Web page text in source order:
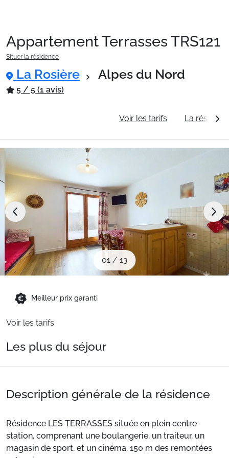
Packages
🚆Train de nuit
Hébergements
Bons plans
Sites CSE & Groupes
Montagne été
Appartement Terrasses TRS121
Situer la résidence
La Rosière Alpes du Nord
5 / 5 (1 avis)
Voir les tarifs La
01 / 13
Meilleur prix garanti
Voir les tarifs
Les plus du séjour
Description générale de la résidence
Résidence LES TERRASSES située en plein centre
station, comprenant une boulangerie, un traiteur, un
magasin de sport, et un cinéma. 150 m des remontées